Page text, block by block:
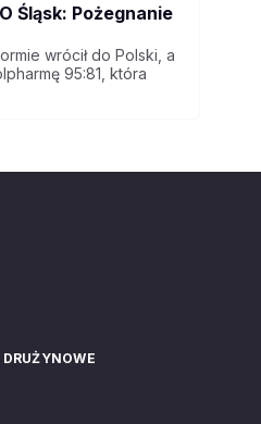
Śląsk: Pożegnanie
wrócił do Polski, a
95:81, która